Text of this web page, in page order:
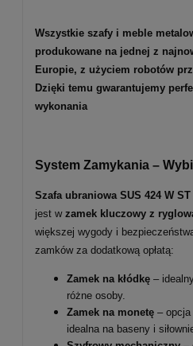
Wszystkie szafy i meble
produkowane na jednej z
Europie, z użyciem robotów
Dzięki temu gwarantujemy
wykonania
System Zamykania –
Szafa ubraniowa SUS 424 W ST
jest w zamek kluczowy z
większej wygody i
zamków za dodatkową opłatą:
Zamek na kłódkę –
różne osoby.
Zamek na monetę – opcja
idealna na baseny i